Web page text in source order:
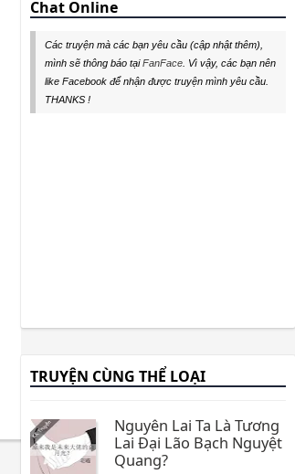
Chat Online
Các truyện mà các bạn yêu cầu (cập nhật thêm),
mình sẽ thông báo tạiFanFace . Vì vậy, các bạn nên
like Facebook để nhận được truyện mình yêu cầu.
THANKS !
TRUYỆN CÙNG THỂ LOẠI
Nguyên Lai Ta Là Tương
Lai Đại Lão Bạch Nguyệt
Quang?